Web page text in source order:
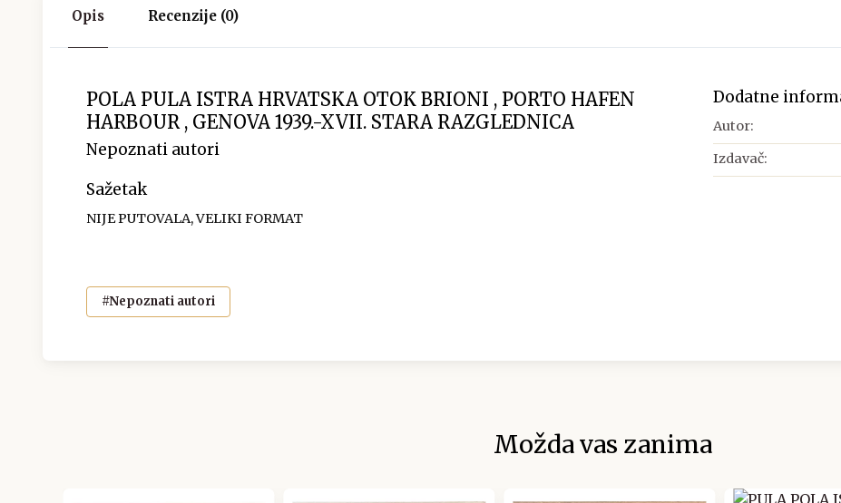
Opis Recenzije (0)
POLA PULA ISTRA HRVATSKA OTOK BRIONI , PORTO HAFEN
HARBOUR , GENOVA 1939.-XVII. STARA RAZGLEDNICA
Nepoznati autori
Sažetak
NIJE PUTOVALA, VELIKI FORMAT
#Nepoznati autori
Dodatne
Autor:
Izdavač:
Možda vas zanima